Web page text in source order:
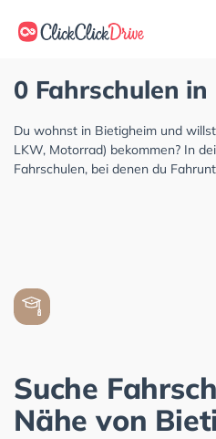
0 Fahrschulen
Du wohnst in Bietigheim und
LKW, Motorrad) bekommen? In
Fahrschulen, bei denen du
Suche
Nähe von